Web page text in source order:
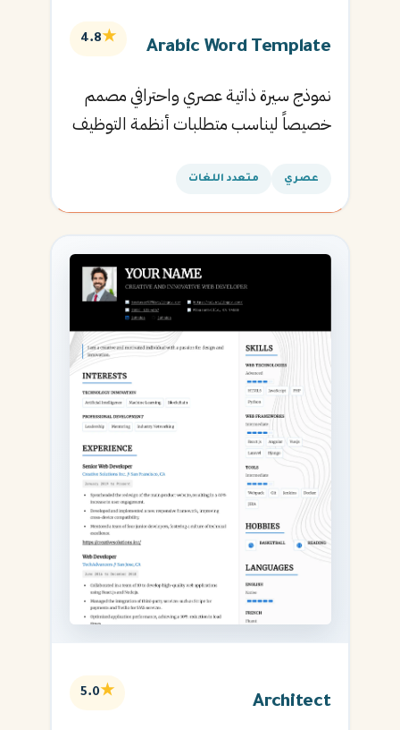
Arabic Word Template
★
4.8
نموذج سيرة ذاتية عصري واحترافي مصمم
خصيصاً ليناسب متطلبات أنظمة التوظيف
القادمة.
عصري متعدد اللغات
Architect
★
5.0